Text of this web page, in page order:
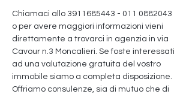
Chiamaci allo 3911685443 - 011 0882043
o per avere maggiori informazioni vieni
direttamente a trovarci in agenzia in via
Cavour n.3 Moncalieri. Se foste interessati
ad una valutazione gratuita del vostro
immobile siamo a completa disposizione.
Offriamo consulenze, sia di mutuo che di